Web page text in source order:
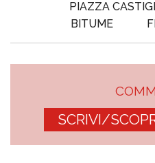
PIAZZA
BITUME
SCRIVI/